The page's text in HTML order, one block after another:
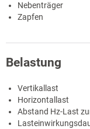
Nebenträger
Zapfen
Belastung
Vertikallast
Horizontallast
Abstand Hz-Last